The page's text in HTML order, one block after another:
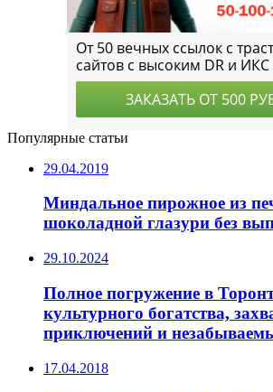
Популярные статьи
29.04.2019
Миндальное пирожное из
шоколадной глазури без
29.10.2024
Полное погружение в
культурного богатства,
приключений и
17.04.2018